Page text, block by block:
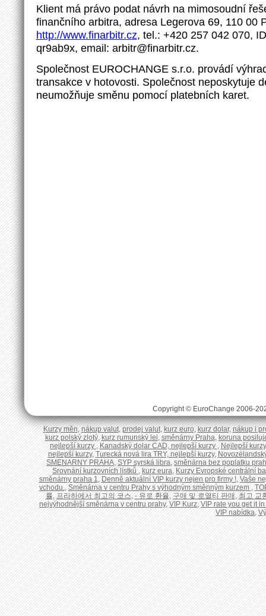
Klient má právo podat návrh na mimosoudní
finančního arbitra, adresa Legerova 69, 110 00
http://www.finarbitr.cz, tel.: +420 257 042 070,
qr9ab9x, email: arbitr@finarbitr.cz.
Společnost EUROCHANGE s.r.o. provádí
transakce v hotovosti. Společnost neposkytuje
neumožňuje směnu pomocí platebních karet.
Copyright © EuroChange 2006-
Kurzy měn,nákup valut,prodej valut,kurz euro,kurz dolar,nákup i
kurz polský zlotý,kurz rumunský lei,směnárny Praha,koruna
nejlepší kurzy,Kanadský dolar CAD, nejlepší kurzy,Nejlepší
nejlepší kurzy,Turecká nová lira TRY, nejlepší kurzy,
SMENARNY PRAHA,SYP syrská libra,směnárna bez poplatku
Srovnání kurzovních lístků,kurz eura,Kurzy Evropské centrální
směnárny praha 1,Denně aktuální VIP kurzy nejen pro firmy !,Vaše
vchodu.,Směnárna v centru Prahy s výhodným směnným kurzem,
률,프라하에서 최고의 코스,- 유로 환율,구매 및 로열티 판매,최고 교
nejvýhodnější směnárna v centru prahy,VIP Kurz,VIP rate you get it
VIP nabídka,